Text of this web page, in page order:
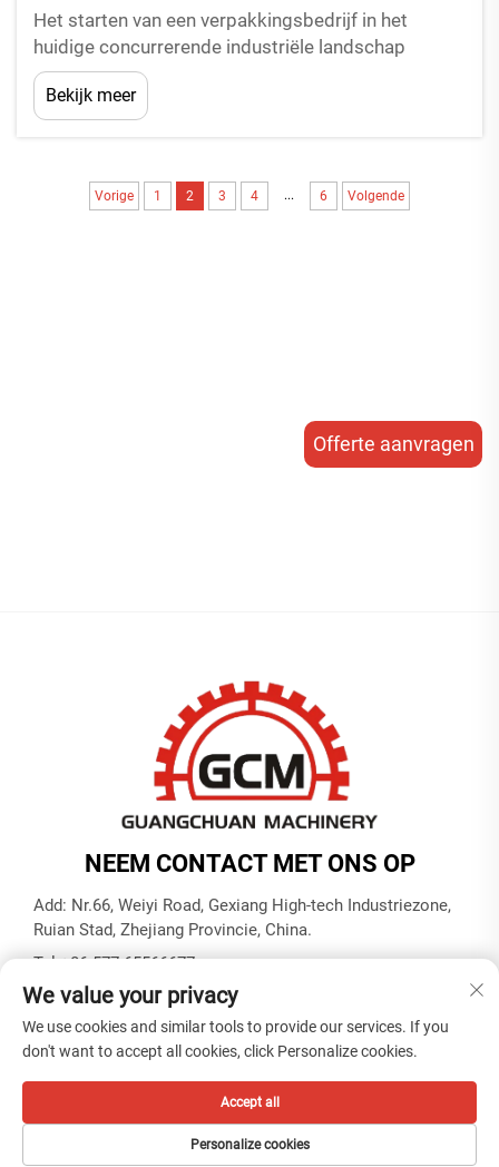
Het starten van een verpakkingsbedrijf in het
huidige concurrerende industriële landschap
vereist strategische planning, een juiste keuze van
apparatuur en een duidelijk inzicht in de
marktvraag. Ondernemers die de
realiseren dat geautomatiseerde ...
Bekijk meer
Vorige 1 2 3 4 ... 6 Volgende
Offerte aanvragen
NEEM CONTACT MET ONS OP
Add: Nr.66, Weiyi Road, Gexiang High-tech Industriezone,
Ruian Stad, Zhejiang Provincie, China.
Tel:+86-577-65566677
E-mail: [email protected]
LTD -Privacybeleid
We value your privacy
We use cookies and similar tools to provide our services. If you
don't want to accept all cookies, click Personalize cookies.
Personalize cookies
Accept all